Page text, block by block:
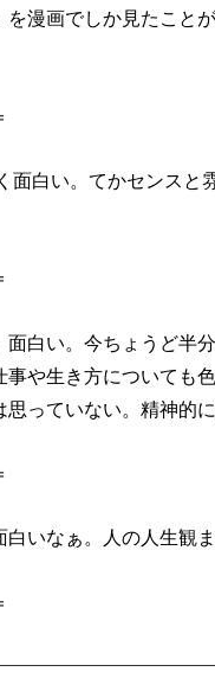
を漫画でしか見たこと
面白い。てかセンスと
面白い。今ちょうど半
や生き方についても
っていない。精神的
白いなぁ。人の人生観